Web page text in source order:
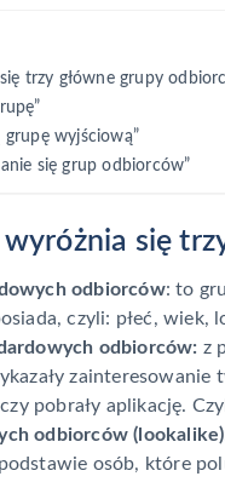
trzy główne grupy
grupę wyjściową”
się grup odbiorców”
wyróżnia się
odbiorców: to
czyli: płeć,
odbiorców: z
zainteresowanie
pobrały aplikację.
odbiorców (lookalike)
osób, które